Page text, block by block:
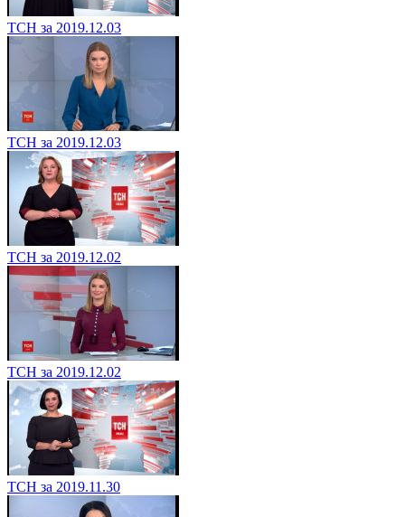
ТСН за 2019.12.03
ТСН за 2019.12.03
ТСН за 2019.12.02
ТСН за 2019.12.02
ТСН за 2019.11.30